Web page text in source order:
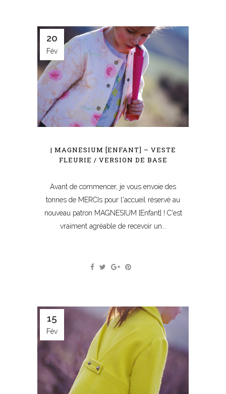
20
Fév
| MAGNESIUM [ENFANT] – VESTE
FLEURIE / VERSION DE BASE
Avant de commencer, je vous envoie des
tonnes de MERCIs pour l'accueil réservé au
nouveau patron MAGNESIUM [Enfant] ! C'est
vraiment agréable de recevoir un...
15
Fév